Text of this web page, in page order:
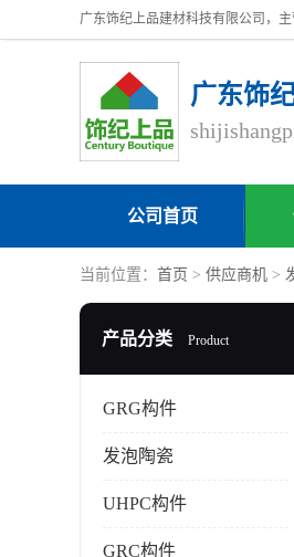
广东饰
公司首页
当前位置： 首页 > 供应商机 >
产品分类 Product
GRG构件
发泡陶瓷
UHPC构件
GRC构件